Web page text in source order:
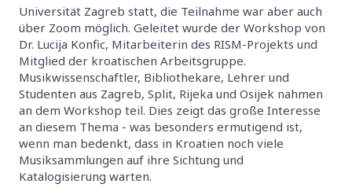
Universität Zagreb statt, die Teilnahme war aber auch
über Zoom möglich. Geleitet wurde der Workshop von
Dr. Lucija Konfic, Mitarbeiterin des RISM-Projekts und
Mitglied der kroatischen Arbeitsgruppe.
Musikwissenschaftler, Bibliothekare, Lehrer und
Studenten aus Zagreb, Split, Rijeka und Osijek nahmen
an dem Workshop teil. Dies zeigt das große Interesse
an diesem Thema - was besonders ermutigend ist,
wenn man bedenkt, dass in Kroatien noch viele
Musiksammlungen auf ihre Sichtung und
Katalogisierung warten.